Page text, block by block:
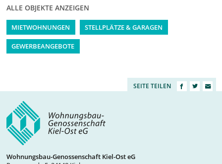
ALLE OBJEKTE ANZEIGEN
MIETWOHNUNGEN STELLPLÄTZE & GARAGEN
GEWERBEANGEBOTE
SEITE TEILEN
Wohnungsbau-Genossenschaft Kiel-Ost eG